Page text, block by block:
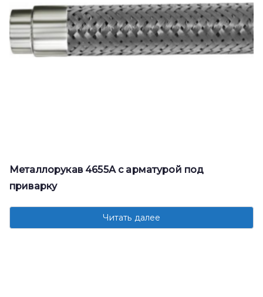
Металлорукав 4655А с арматурой под
приварку
Читать далее